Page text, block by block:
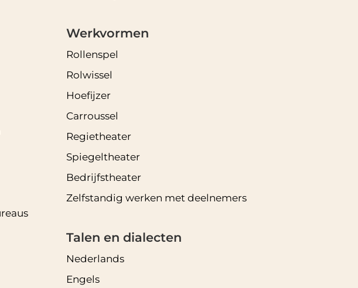
Werkvormen
Rollenspel
Rolwissel
Hoefijzer
Carroussel
Regietheater
Spiegeltheater
Bedrijfstheater
Zelfstandig werken met deelnemers
Talen en dialecten
Nederlands
Engels